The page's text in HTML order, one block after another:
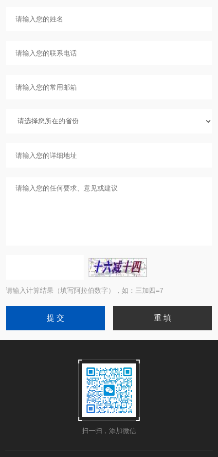
请输入计算结果（填写阿拉伯数字），如：三加四=7
扫一扫，添加微信